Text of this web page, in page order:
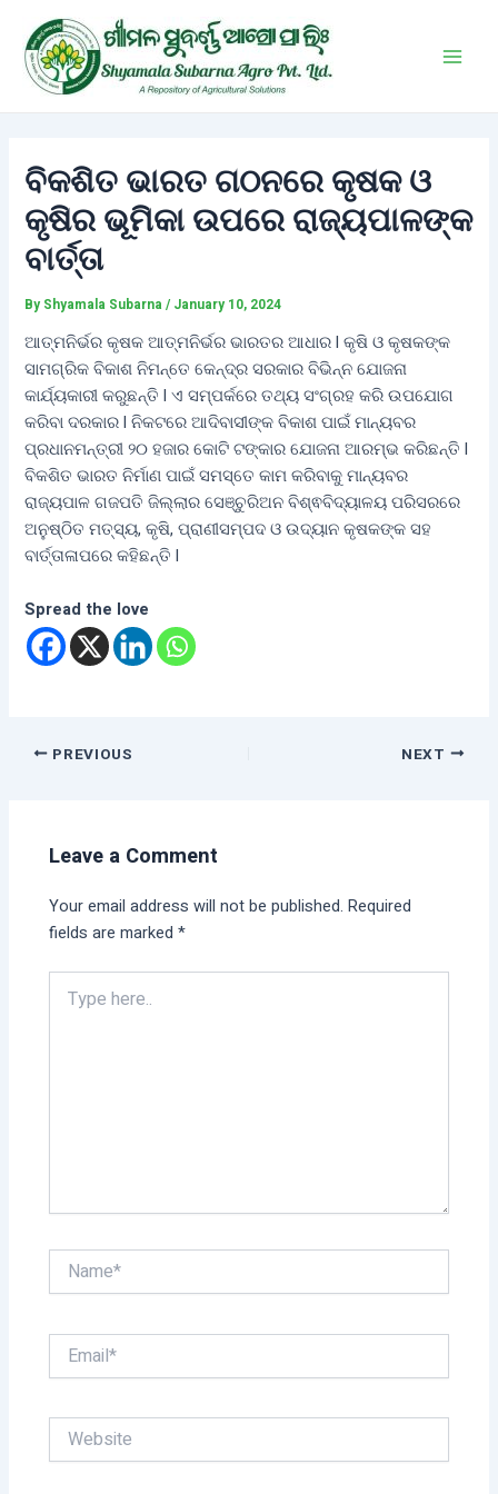
content
ବିକଶିତ ଭାରତ ଗଠନରେ କୃଷକ ଓ
କୃଷିର ଭୂମିକା ଉପରେ ରାଜ୍ୟପାଳଙ୍କ
ବାର୍ତ୍ତା
By Shyamala Subarna/ January 10, 2024
ଆତ୍ମନିର୍ଭର କୃଷକ ଆତ୍ମନିର୍ଭର ଭାରତର ଆଧାର l କୃଷି ଓ କୃଷକଙ୍କ
ସାମଗ୍ରିକ ବିକାଶ ନିମନ୍ତେ କେନ୍ଦ୍ର ସରକାର ବିଭିନ୍ନ ଯୋଜନା
କାର୍ଯ୍ୟକାରୀ କରୁଛନ୍ତି l ଏ ସମ୍ପର୍କରେ ତଥ୍ୟ ସଂଗ୍ରହ କରି ଉପଯୋଗ
କରିବା ଦରକାର l ନିକଟରେ ଆଦିବାସୀଙ୍କ ବିକାଶ ପାଇଁ ମାନ୍ୟବର
ପ୍ରଧାନମନ୍ତ୍ରୀ ୨୦ ହଜାର କୋଟି ଟଙ୍କାର ଯୋଜନା ଆରମ୍ଭ କରିଛନ୍ତି l
ବିକଶିତ ଭାରତ ନିର୍ମାଣ ପାଇଁ ସମସ୍ତେ କାମ କରିବାକୁ ମାନ୍ୟବର
ରାଜ୍ୟପାଳ ଗଜପତି ଜିଲ୍ଲାର ସେଞ୍ଚୁରିଅନ ବିଶ୍ଵବିଦ୍ୟାଳୟ ପରିସରରେ
ଅନୁଷ୍ଠିତ ମତ୍ସ୍ୟ, କୃଷି, ପ୍ରାଣୀସମ୍ପଦ ଓ ଉଦ୍ୟାନ କୃଷକଙ୍କ ସହ
ବାର୍ତ୍ତାଳାପରେ କହିଛନ୍ତି l
Spread the love
navigation
PREVIOUS NEXT
Leave a Comment
Your email address will not be published. Required
fields are marked*
here..
Name*
Email*
Website